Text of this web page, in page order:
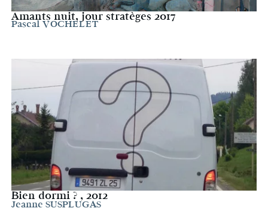
Amants nuit, jour stratèges 2017
Pascal VOCHELET
Bien dormi ? , 2012
Jeanne SUSPLUGAS